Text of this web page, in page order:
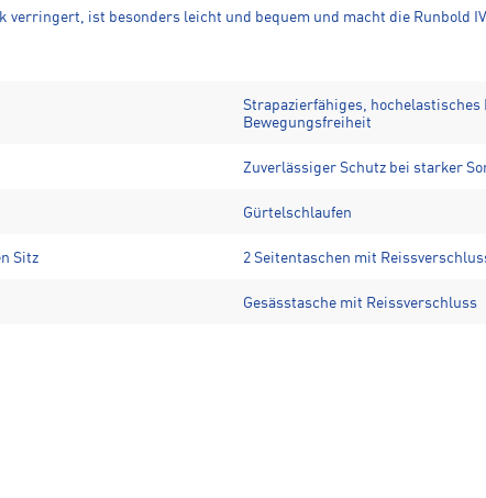
verringert, ist besonders leicht und bequem und macht die Runbold
Strapazierfähiges,
Bewegungsfreiheit
Zuverlässiger Schutz bei starker
Gürtelschlaufen
Sitz 2 Seitentaschen mit
Gesässtasche mit Reissverschluss